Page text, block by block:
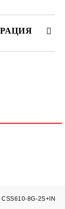
CSS610-8G-2S+IN